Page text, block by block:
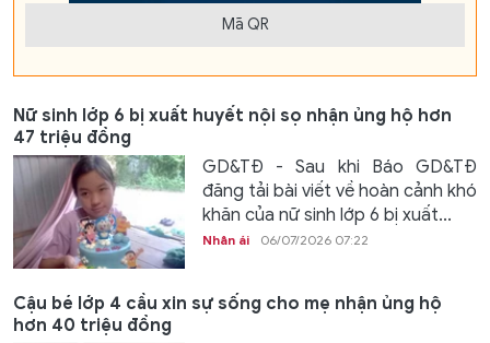
Mã QR
Nữ sinh lớp 6 bị xuất huyết nội sọ nhận ủng hộ hơn
47 triệu đồng
GD&TĐ - Sau khi Báo GD&TĐ
đăng tải bài viết về hoàn cảnh khó
khăn của nữ sinh lớp 6 bị xuất...
Nhân ái 06/07/2026 07:22
Cậu bé lớp 4 cầu xin sự sống cho mẹ nhận ủng hộ
hơn 40 triệu đồng